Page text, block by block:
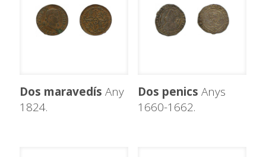
Dos maravedís Any
1824.
Dos penics Anys
1660-1662.